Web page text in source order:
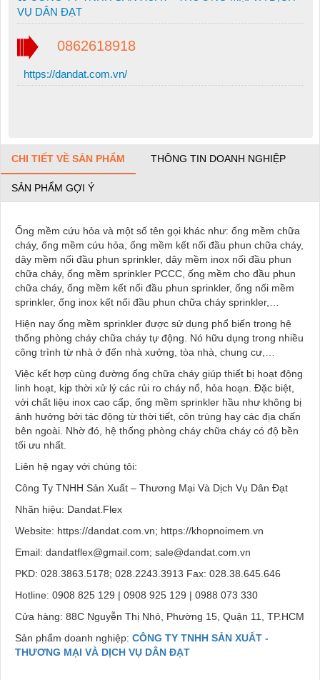
VỤ DÂN ĐẠT
0862618918
https://dandat.com.vn/
CHI TIẾT VỀ SẢN PHẨM THÔNG TIN DOANH NGHIỆP
SẢN PHẨM GỢI Ý
Ống mềm cứu hỏa và một số tên gọi khác như: ống mềm chữa
cháy, ống mềm cứu hỏa, ống mềm kết nối đầu phun chữa cháy,
dây mềm nối đầu phun sprinkler, dây mềm inox nối đầu phun
chữa cháy, ống mềm sprinkler PCCC, ống mềm cho đầu phun
chữa cháy, ống mềm kết nối đầu phun sprinkler, ống nối mềm
sprinkler, ống inox kết nối đầu phun chữa cháy sprinkler,…
Hiện nay ống mềm sprinkler được sử dụng phổ biến trong hệ
thống phòng cháy chữa cháy tự động. Nó hữu dụng trong nhiều
công trình từ nhà ở đến nhà xưởng, tòa nhà, chung cư,…
Việc kết hợp cùng đường ống chữa cháy giúp thiết bị hoạt động
linh hoạt, kịp thời xử lý các rủi ro cháy nổ, hỏa hoạn. Đặc biệt,
với chất liệu inox cao cấp, ống mềm sprinkler hầu như không bị
ảnh hưởng bởi tác động từ thời tiết, côn trùng hay các địa chấn
bên ngoài. Nhờ đó, hệ thống phòng cháy chữa cháy có độ bền
tối ưu nhất.
Liên hệ ngay với chúng tôi:
Công Ty TNHH Sản Xuất – Thương Mại Và Dịch Vụ Dân Đạt
Nhãn hiệu: Dandat.Flex
Website: https://dandat.com.vn; https://khopnoimem.vn
Email: dandatflex@gmail.com; sale@dandat.com.vn
PKD: 028.3863.5178; 028.2243.3913 Fax: 028.38.645.646
Hotline: 0908 825 129 | 0908 925 129 | 0988 073 330
Cửa hàng: 88C Nguyễn Thị Nhỏ, Phường 15, Quận 11, TP.HCM
Sản phẩm doanh nghiệp: CÔNG TY TNHH SẢN XUẤT -
THƯƠNG MẠI VÀ DỊCH VỤ DÂN ĐẠT